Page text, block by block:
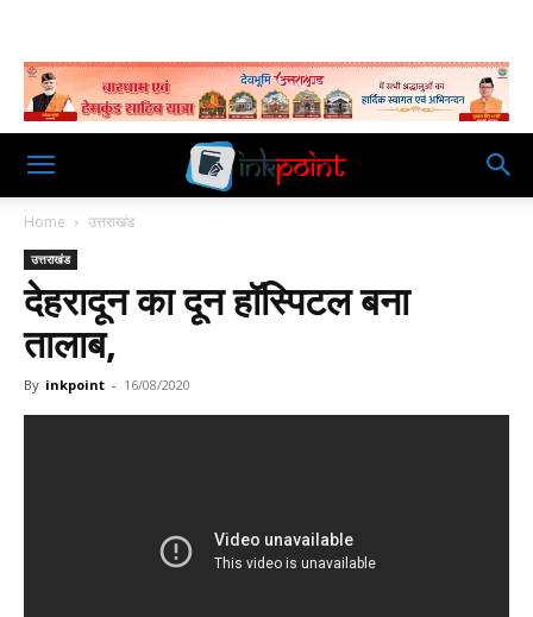
Home उत्तराखंड
उत्तराखंड
देहरादून का दून हॉस्पिटल बना
तालाब,
By inkpoint - 16/08/2020